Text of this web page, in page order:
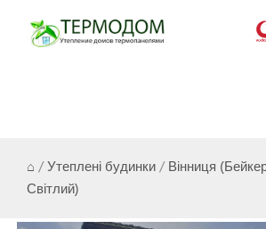
⌂ /Утеплені будинки/Вінниця
Світлий)